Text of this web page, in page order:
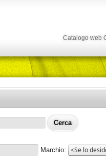
Catalogo web
Marchio: